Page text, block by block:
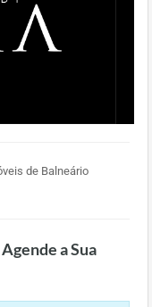
de Balneário
a Sua